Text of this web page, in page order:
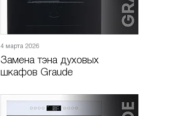
4 марта 2026
Замена тэна духовых
шкафов Graude